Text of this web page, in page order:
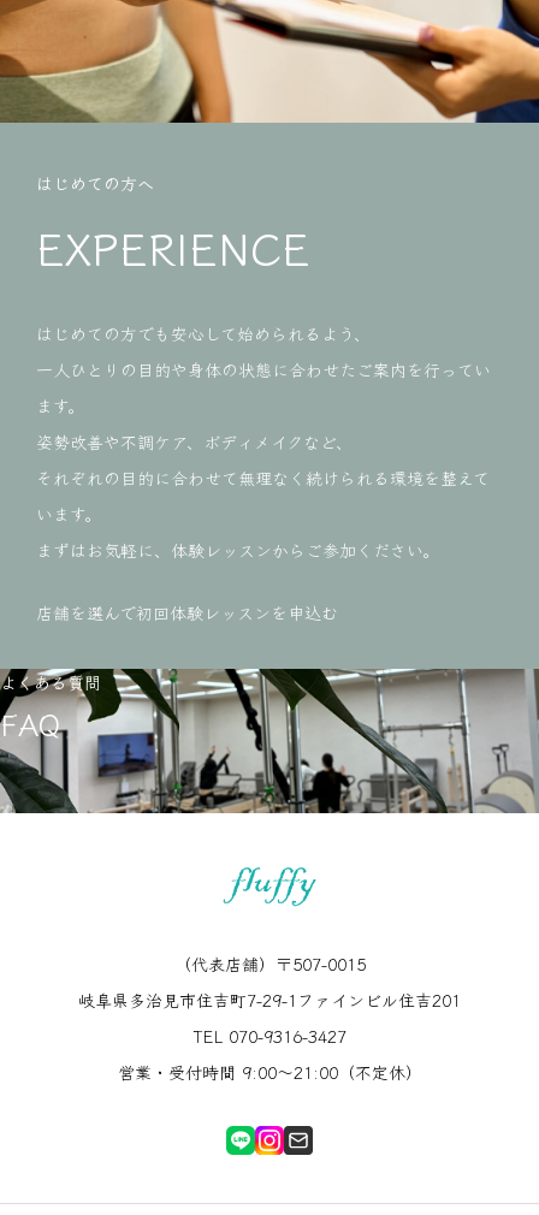
はじめての方へ
EXPERIENCE
はじめての方でも安心して始められるよう、
一人ひとりの目的や身体の状態に合わせたご案内を行ってい
ます。
姿勢改善や不調ケア、ボディメイクなど、
それぞれの目的に合わせて無理なく続けられる環境を整えて
います。
まずはお気軽に、体験レッスンからご参加ください。
店舗を選んで初回体験レッスンを申込む
よくある質問
FAQ
（代表店舗）〒507-0015
岐阜県多治見市住吉町7-29-1ファインビル住吉201
TEL 070-9316-3427
営業・受付時間 9:00〜21:00（不定休）